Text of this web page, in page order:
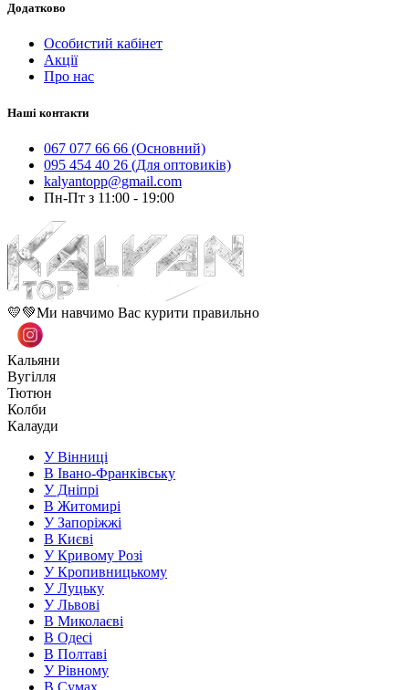
Додатково
Особистий кабінет
Акції
Про нас
Наші контакти
067 077 66 66 (Основний)
095 454 40 26 (Для оптовиків)
kalyantopp@gmail.com
Пн-Пт з 11:00 - 19:00
💛💚Ми навчимо Вас курити правильно
Кальяни
Вугілля
Тютюн
Колби
Калауди
У Вінниці
В Івано-Франківську
У Дніпрі
В Житомирі
У Запоріжжі
В Києві
У Кривому Розі
У Кропивницькому
У Луцьку
У Львові
В Миколаєві
В Одесі
В Полтаві
У Рівному
В Сумах